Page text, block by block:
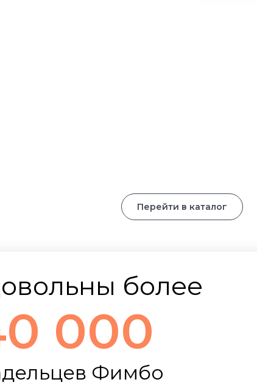
на Фимбо 10 уроков.
Перейти в каталог
более
000
Фимбо